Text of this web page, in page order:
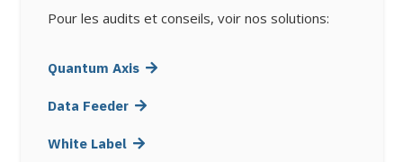
Pour les audits et conseils, voir nos solutions:
Quantum Axis
Data Feeder
White Label